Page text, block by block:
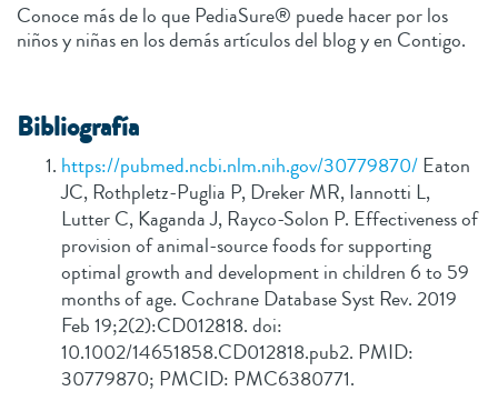
Conoce más de lo que PediaSure® puede hacer por los
niños y niñas en los demás artículos del blog y en Contigo.
Bibliografía
https://pubmed.ncbi.nlm.nih.gov/30779870/Eaton
JC, Rothpletz-Puglia P, Dreker MR, Iannotti L,
Lutter C, Kaganda J, Rayco-Solon P. Effectiveness of
provision of animal-source foods for supporting
optimal growth and development in children 6 to 59
months of age. Cochrane Database Syst Rev. 2019
Feb 19;2(2):CD012818. doi:
10.1002/14651858.CD012818.pub2. PMID:
30779870; PMCID: PMC6380771.